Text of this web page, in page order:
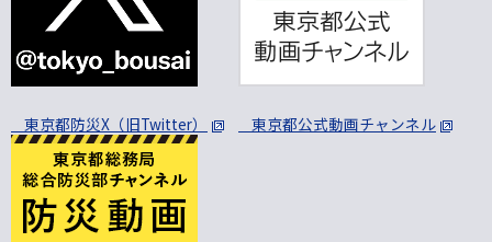
東京都防災X（旧Twitter） 東京都公式動画チャンネル